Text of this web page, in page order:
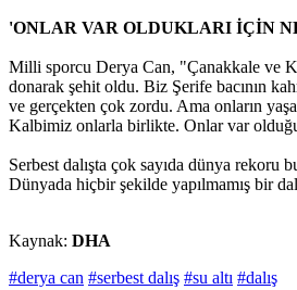
'ONLAR VAR OLDUKLARI İÇİN
Milli sporcu Derya Can, "Çanakkale ve
donarak şehit oldu. Biz Şerife bacının
ve gerçekten çok zordu. Ama onların
Kalbimiz onlarla birlikte. Onlar var
Serbest dalışta çok sayıda dünya rekoru
Dünyada hiçbir şekilde yapılmamış bir
Kaynak: DHA
#derya can #serbest dalış #su altı #dalış